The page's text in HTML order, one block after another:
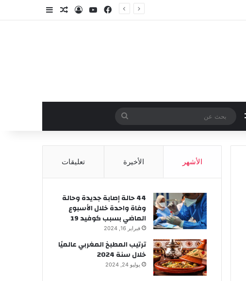
فيسبوك‫YouTubeتسجيل الدخول
مقال عشوائي
مقال عشوائي
عن
الأشهر الأخيرة تعليقات
44 حالة إصابة جديدة وحالة
وفاة واحدة خلال الأسبوع
الماضي بسبب كوفيد 19
فبراير 16, 2024
ترتيب المطبخ المغربي عالميًا
خلال سنة 2024
يوليو 24, 2024